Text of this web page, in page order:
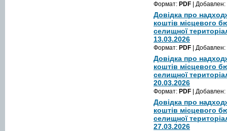
Формат: PDF | Добавлен:
Довідка про
коштів місцевого
селищної
13.03.2026
Формат: PDF | Добавлен:
Довідка про
коштів місцевого
селищної
20.03.2026
Формат: PDF | Добавлен:
Довідка про
коштів місцевого
селищної
27.03.2026